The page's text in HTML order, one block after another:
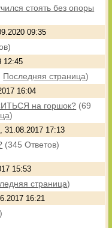
стоять без опоры
09:35
12:45
Последняя страница)
16:04
на горшок? (69
)
31.08.2017 17:13
(345 Ответов)
15:53
страница)
16:21